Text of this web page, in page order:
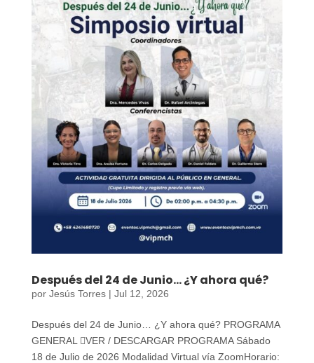
Después del 24 de Junio… ¿Y ahora qué?
por Jesús Torres| Jul 12, 2026
Después del 24 de Junio… ¿Y ahora qué? PROGRAMA
GENERAL VER / DESCARGAR PROGRAMA Sábado
18 de Julio de 2026 Modalidad Virtual vía ZoomHorario: